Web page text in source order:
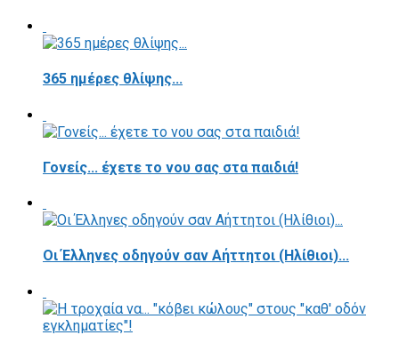
365 ημέρες θλίψης...
Γονείς... έχετε το νου σας στα παιδιά!
Οι Έλληνες οδηγούν σαν Αήττητοι (Ηλίθιοι)...